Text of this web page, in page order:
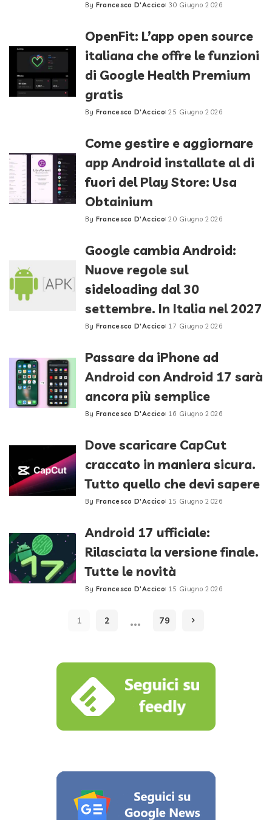
Posted
By Francesco D'Accico 30 Giugno 2026
OpenFit: L’app open source
italiana che offre le funzioni
di Google Health Premium
gratis
Posted
By Francesco D'Accico 25 Giugno 2026
Come gestire e aggiornare
app Android installate al di
fuori del Play Store: Usa
Obtainium
Posted
By Francesco D'Accico 20 Giugno 2026
Google cambia Android:
Nuove regole sul
sideloading dal 30
settembre. In Italia nel 2027
Posted
By Francesco D'Accico 17 Giugno 2026
Passare da iPhone ad
Android con Android 17 sarà
ancora più semplice
Posted
By Francesco D'Accico 16 Giugno 2026
Dove scaricare CapCut
craccato in maniera sicura.
Tutto quello che devi sapere
Posted
By Francesco D'Accico 15 Giugno 2026
Android 17 ufficiale:
Rilasciata la versione finale.
Tutte le novità
Posted
By Francesco D'Accico 15 Giugno 2026
1 2 … 79